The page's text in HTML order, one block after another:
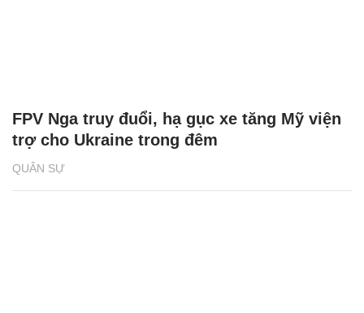
QUÂN SỰ
FPV Nga truy đuổi, hạ gục xe tăng Mỹ viện
trợ cho Ukraine trong đêm